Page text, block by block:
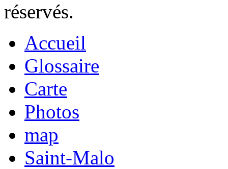
réservés.
Accueil
Glossaire
Carte
Photos
map
Saint-Malo